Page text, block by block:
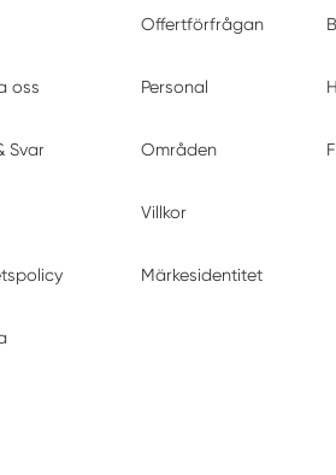
Offertförfrågan
oss Personal
Svar Områden
Villkor
Märkesidentitet